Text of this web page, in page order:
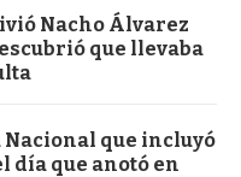
Nacho Álvarez
que llevaba
Nacional que incluyó
día que anotó en